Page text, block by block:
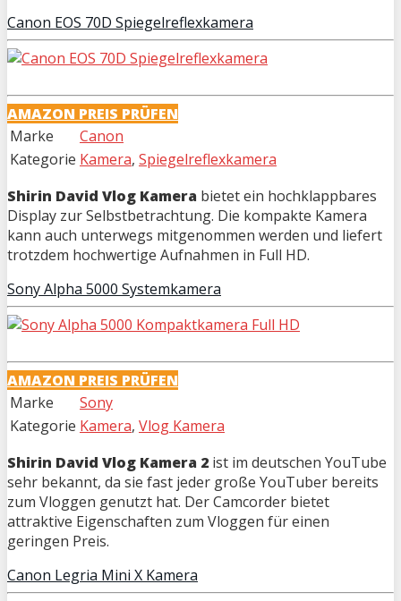
Canon EOS 70D Spiegelreflexkamera
AMAZON PREIS PRÜFEN
Marke
Canon
Kategorie Kamera, Spiegelreflexkamera
Shirin David Vlog Kamera bietet ein hochklappbares
Display zur Selbstbetrachtung. Die kompakte Kamera
kann auch unterwegs mitgenommen werden und liefert
trotzdem hochwertige Aufnahmen in Full HD.
Sony Alpha 5000 Systemkamera
AMAZON PREIS PRÜFEN
Marke
Sony
Kategorie Kamera, Vlog Kamera
Shirin David Vlog Kamera 2 ist im deutschen YouTube
sehr bekannt, da sie fast jeder große YouTuber bereits
zum Vloggen genutzt hat. Der Camcorder bietet
attraktive Eigenschaften zum Vloggen für einen
geringen Preis.
Canon Legria Mini X Kamera